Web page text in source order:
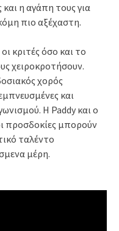
η αγάπη τους για
πιο αξέχαστη.
κριτές όσο και το
χειροκροτήσουν.
χορός
και
Η Paddy και ο
προσδοκίες μπορούν
ταλέντο
μέρη.